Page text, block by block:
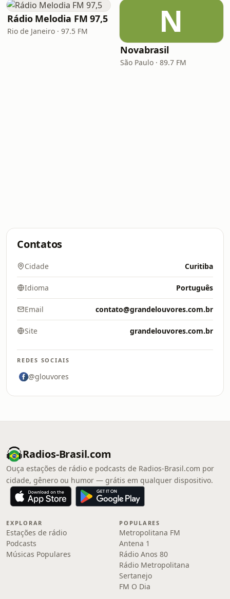
Rádio Melodia FM 97,5
Rio de Janeiro · 97.5 FM N
Novabrasil
São Paulo · 89.7 FM
Contatos
Cidade Curitiba
Idioma Português
Email contato@grandelouvores.com.br
Site grandelouvores.com.br
REDES SOCIAIS
@glouvores
Radios-Brasil.com
Ouça estações de rádio e podcasts de Radios-Brasil.com por
cidade, gênero ou humor — grátis em qualquer dispositivo.
EXPLORAR
Estações de rádio
Podcasts
Músicas Populares
POPULARES
Metropolitana FM
Antena 1
Rádio Anos 80
Rádio Metropolitana
Sertanejo
FM O Dia